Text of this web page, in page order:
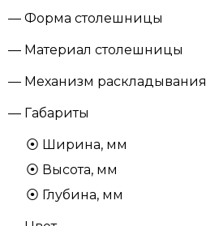
— Форма столешницы
— Материал столешницы
— Механизм раскладывания
— Габариты
Ширина, мм
Высота, мм
Глубина, мм